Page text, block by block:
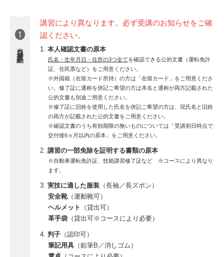
1
当日持参品
講習により異なります。必ず受講のお知らせをご確
認ください。
本人確認文書の原本
氏名・生年月日・住所の3つ全てを確認できる公的文書（運転免許
証、住民票など）をご用意ください。
※外国籍（在留カード所持）の方は「在留カード」をご用意くださ
い。修了証に通称を併記ご希望の方は本名と通称が両方記載された
公的文書も別途ご用意ください。
※修了証に旧姓を使用した氏名を併記ご希望の方は、現氏名と旧姓
の両方が記載された公的文書をご用意ください。
※確認文書のうち有効期限の無いものについては「受講初日時点で
交付後6ヵ月以内の原本」をご用意ください。
講習の一部免除を証明する書類の原本
※自動車運転免許証、技能講習修了証など ※コースにより異なり
ます。
実技に適した服装 （長袖／長ズボン）
安全靴（運動靴可）
ヘルメット
（貸出可）
革手袋（貸出可※コースにより必要）
判子 （認印可）
筆記用具（鉛筆B／消しゴム）